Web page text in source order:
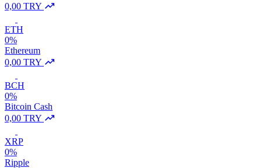
0,00 TRY
ETH
0%
Ethereum
0,00 TRY
BCH
0%
Bitcoin Cash
0,00 TRY
XRP
0%
Ripple